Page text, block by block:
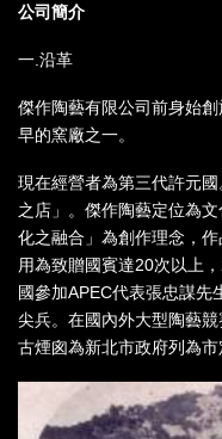
公司簡介
一.沿革
傑作陶藝有限公司前身始
早的窯廠之一。
現在經營者為第三代許元
之店」。傑作陶藝定位為
化之融合」為創作理念，
用為致贈國賓達20次以上
國參加APEC代表張忠謀先
尖兵。在國內外大型陶藝
古煙囪為新北市政府列為市